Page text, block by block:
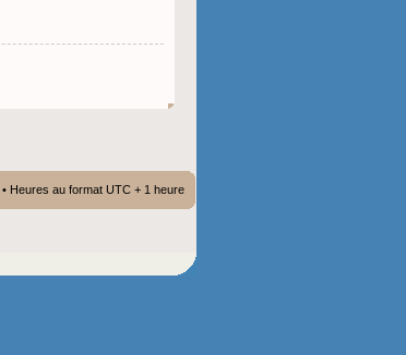
• Heures au format UTC + 1 heure